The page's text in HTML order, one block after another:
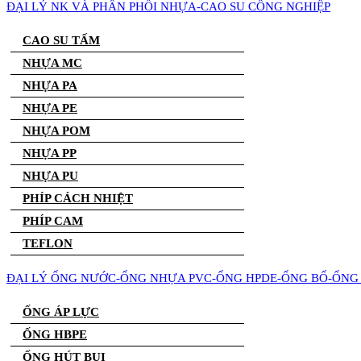
ĐẠI LÝ NK VÀ PHÂN PHỐI NHỰA-CAO SU CÔNG NGHIỆP
CAO SU TẤM
NHỰA MC
NHỰA PA
NHỰA PE
NHỰA POM
NHỰA PP
NHỰA PU
PHÍP CÁCH NHIỆT
PHÍP CAM
TEFLON
ĐẠI LÝ ỐNG NƯỚC-ỐNG NHỰA PVC-ỐNG HPDE-ỐNG BỐ-
ỐNG ÁP LỰC
ỐNG HBPE
ỐNG HÚT BỤI